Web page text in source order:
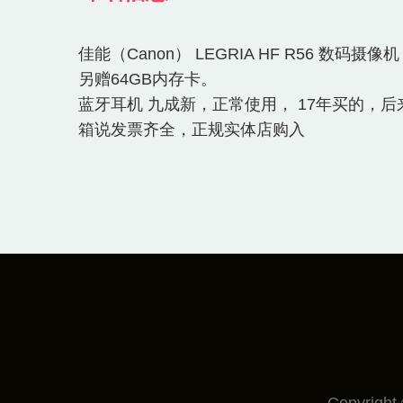
佳能（Canon） LEGRIA HF R56 数码摄像
另赠64GB内存卡。
蓝牙耳机 九成新，正常使用， 17年买的，
箱说发票齐全，正规实体店购入